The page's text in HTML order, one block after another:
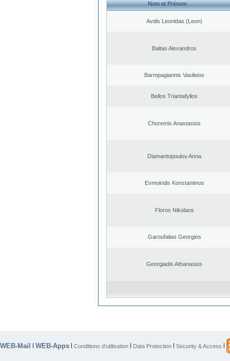
Nom et Prénom
Avdis Leonidas (Leon)
Baltas Alexandros
Barmpagiannis Vasileios
Bellos Triantafyllos
Choremis Anastasios
Diamantopoulou Anna
Evmoiridis Konstantinos
Floros Nikolaos
Garoufalias Georgios
Georgiadis Athanasios
WEB-Mail | WEB-Apps | Conditions d’utilisation | Data Protection | Security & Access |